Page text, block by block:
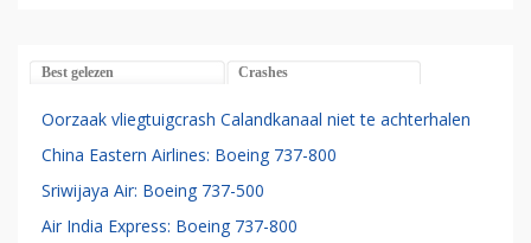
Best gelezen Crashes
Oorzaak vliegtuigcrash Calandkanaal niet te achterhalen
China Eastern Airlines: Boeing 737-800
Sriwijaya Air: Boeing 737-500
Air India Express: Boeing 737-800